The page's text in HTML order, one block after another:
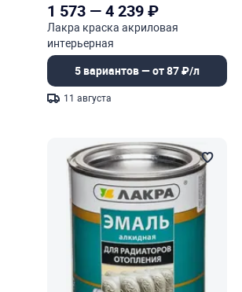
1 573 —4 239₽
Лакра краска акриловая
интерьерная
5 вариантов — от 87 ₽/л
11 августа